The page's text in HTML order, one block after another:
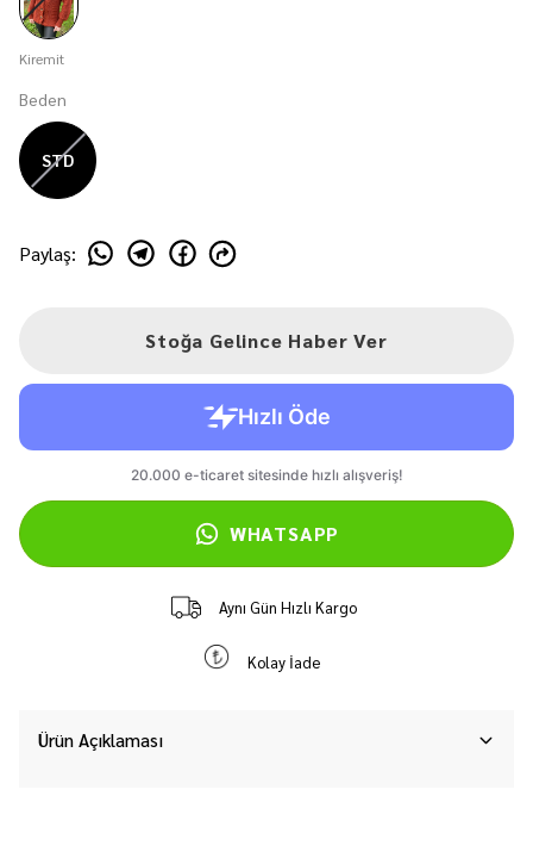
Kiremit
Beden
STD
Paylaş:
Stoğa Gelince Haber Ver
WHATSAPP
Aynı Gün Hızlı Kargo
Kolay İade
Ürün Açıklaması